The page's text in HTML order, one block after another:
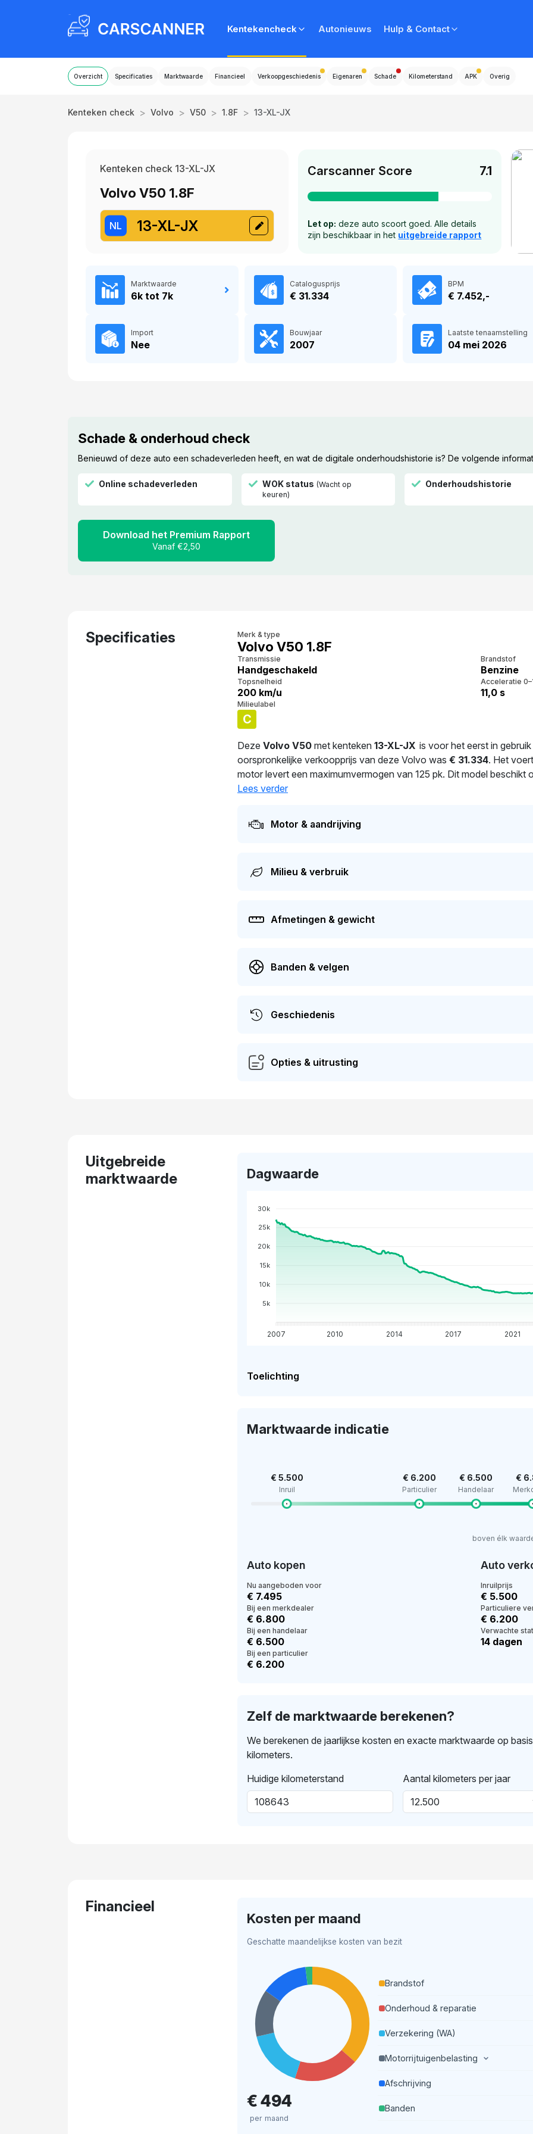
Kentekencheck Autonieuws Hulp & Contact
Overzicht Specificaties Marktwaarde Financieel Verkoopgeschiedenis Eigenaren Schade Kilometerstand APK Overig
Kenteken check > Volvo > V50 > 1.8F > 13-XL-JX
Kenteken check 13-XL-JX
Volvo V50 1.8F
NL 13-XL-JX
Carscanner Score 7.1
Let op: deze auto scoort goed. Alle details
zijn beschikbaar in het uitgebreide rapport
Marktwaarde
6k tot 7k
Catalogusprijs
€ 31.334
BPM
€ 7.452,-
Import
Nee
Bouwjaar
2007
Laatste tenaamstelling
04 mei 2026
Schade & onderhoud check
Benieuwd of deze auto een schadeverleden heeft, en wat de digitale onderhoudshistorie is? De volgende
Online schadeverleden WOK status (Wacht op
keuren)
Onderhoudshistorie
Download het Premium Rapport
Vanaf €2,50
Specificaties Merk & type
Volvo V50 1.8F
Transmissie
Handgeschakeld
Brandstof
Benzine
Topsnelheid
200 km/u
Acceleratie
11,0 s
Milieulabel
C
Deze Volvo V50 met kenteken 13-XL-JX is voor het eerst in
oorspronkelijke verkoopprijs van deze Volvo was € 31.334. Het
motor levert een maximumvermogen van 125 pk. Dit model
Het gemiddeld verbruik bedraagt 7.4 liter per 100 km. Een
gepland voor 16-06-2027. De auto heeft sinds de registratie 1 keer
dagwaarde van deze auto wordt geschat op
Lees verder
Motor & aandrijving
Milieu & verbruik
Afmetingen & gewicht
Banden & velgen
Geschiedenis
Opties & uitrusting
Uitgebreide
marktwaarde
Dagwaarde
30k
25k
20k
15k
10k
5k
2007 2010 2014 2017 2021
Toelichting
Marktwaarde indicatie
€ 5.500
Inruil
€ 6.200
Particulier
€ 6.500
Handelaar
€
boven élk
Auto kopen
Nu aangeboden voor
€ 7.495
Bij een merkdealer
€ 6.800
Bij een handelaar
€ 6.500
Bij een particulier
€ 6.200
Auto
Inruilprijs
€ 5.500
Particuliere
€ 6.200
Verwachte
14 dagen
Zelf de marktwaarde berekenen?
We berekenen de jaarlijkse kosten en exacte marktwaarde op
kilometers.
Huidige kilometerstand
Aantal kilometers per jaar
Financieel
Kosten per maand
Geschatte maandelijkse kosten van bezit
€ 494
per maand
Brandstof
Onderhoud & reparatie
Verzekering (WA)
Motorrijtuigenbelasting
Afschrijving
Banden